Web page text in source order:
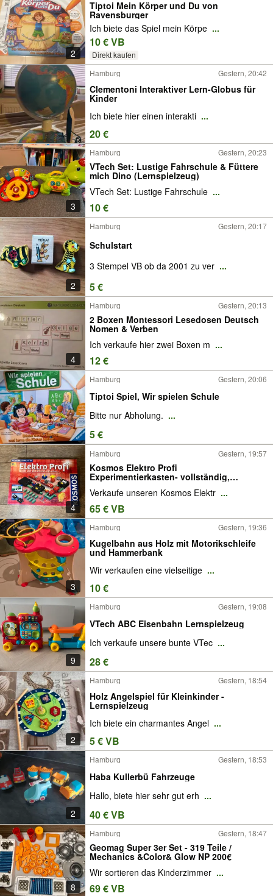
2
Tiptoi Mein Körper und Du von
Ravensburger
Ich biete das Spiel mein Körpe ...
10 € VB
Direkt kaufen
Hamburg
Gestern, 20:42
Clementoni Interaktiver Lern-Globus für
Kinder
Ich biete hier einen interakti ...
20 €
3
Hamburg Gestern, 20:23
VTech Set: Lustige Fahrschule & Füttere
mich Dino (Lernspielzeug)
VTech Set: Lustige Fahrschule ...
10 €
2
Hamburg Gestern, 20:17
Schulstart
3 Stempel VB ob da 2001 zu ver ...
5 €
4
Hamburg Gestern, 20:13
2 Boxen Montessori Lesedosen Deutsch
Nomen & Verben
Ich verkaufe hier zwei Boxen m ...
12 €
Hamburg Gestern, 20:06
Tiptoi Spiel, Wir spielen Schule
Bitte nur Abholung. ...
5 €
4
Hamburg Gestern, 19:57
Kosmos Elektro Profi
Experimentierkasten- vollständig,
neuwertig
Verkaufe unseren Kosmos Elektr ...
65 € VB
3
Hamburg Gestern, 19:36
Kugelbahn aus Holz mit Motorikschleife
und Hammerbank
Wir verkaufen eine vielseitige ...
10 €
9
Hamburg Gestern, 19:08
VTech ABC Eisenbahn Lernspielzeug
Ich verkaufe unsere bunte VTec ...
28 €
2
Hamburg Gestern, 18:54
Holz Angelspiel für Kleinkinder -
Lernspielzeug
Ich biete ein charmantes Angel ...
5 € VB
2
Hamburg Gestern, 18:53
Haba Kullerbü Fahrzeuge
Hallo, biete hier sehr gut erh ...
40 € VB
8
Hamburg Gestern, 18:47
Geomag Super 3er Set - 319 Teile /
Mechanics &Color& Glow NP 200€
Wir sortieren das Kinderzimmer ...
69 € VB